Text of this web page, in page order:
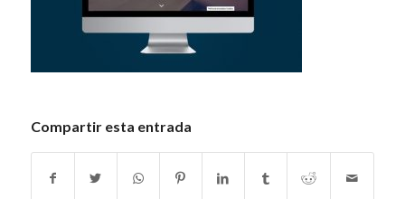
Compartir esta entrada